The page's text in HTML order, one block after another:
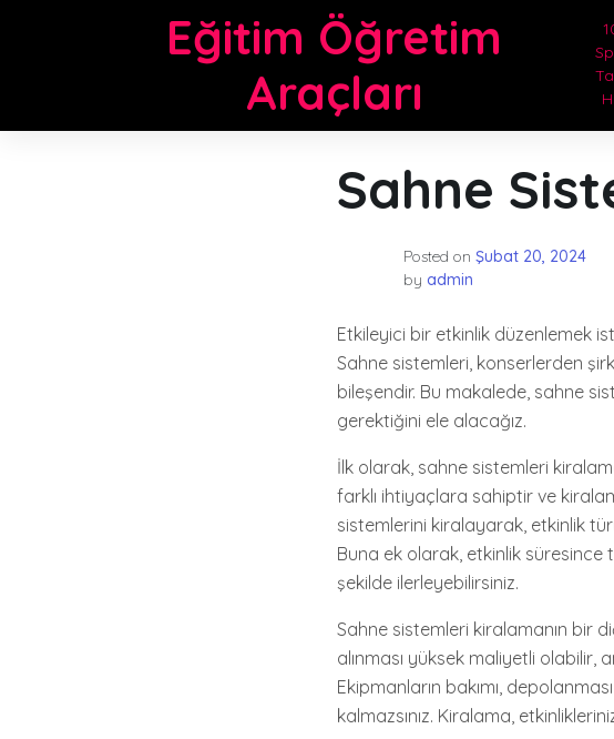
Eğitim Öğretim
Araçları
Sahne
Posted on Şubat 20, 2024
by admin
Etkileyici bir etkinlik düzenlemek
Sahne sistemleri, konserlerden
bileşendir. Bu makalede, sahne
gerektiğini ele alacağız.
İlk olarak, sahne sistemleri
farklı ihtiyaçlara sahiptir ve
sistemlerini kiralayarak, etkinlik
Buna ek olarak, etkinlik süresince
şekilde ilerleyebilirsiniz.
Sahne sistemleri kiralamanın bir
alınması yüksek maliyetli olabilir,
Ekipmanların bakımı,
kalmazsınız. Kiralama,